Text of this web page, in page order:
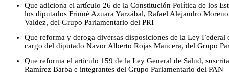
Que adiciona el artículo 26 de la Constitución Política de los
los diputados Frinné Azuara Yarzábal, Rafael Alejandro
Valdez, del Grupo Parlamentario del PRI
Que reforma y deroga diversas disposiciones de la Ley
cargo del diputado Navor Alberto Rojas Mancera, del Grupo
Que reforma el artículo 159 de la Ley General de Salud,
Ramírez Barba e integrantes del Grupo Parlamentario del PAN